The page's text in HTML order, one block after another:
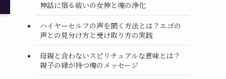
神話に宿る祓いの女神と魂の浄化
ハイヤーセルフの声を聞く方法とは？エゴの
声との見分け方と受け取り方の実践
母親と合わないスピリチュアルな意味とは？
親子の縁が持つ魂のメッセージ